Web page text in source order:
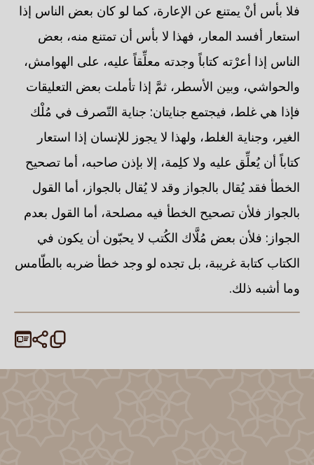
فلا بأس أنْ يمتنع عن الإعارة، كما لو كان بعض الناس إذا
استعار أفسد المعار، فهذا لا بأس أن تمتنع منه، بعض
الناس إذا أعرْته كتاباً وجدته معلِّقاً عليه، على الهوامش،
والحواشي، وبين الأسطر، ثمَّ إذا تأملت بعض التعليقات
فإذا هي غلط، فيجتمع جنايتان: جناية التّصرف في مُلْك
الغير، وجناية الغلط، ولهذا لا يجوز للإنسان إذا استعار
كتاباً أن يُعلِّق عليه ولا كلِمة، إلا بإذن صاحبه، أما تصحيح
الخطأ فقد يُقال بالجواز وقد لا يُقال بالجواز، أما القول
بالجواز فلأن تصحيح الخطأ فيه مصلحة، أما القول بعدم
الجواز: فلأن بعض مُلَّاك الكُتب لا يحبّون أن يكون في
الكتاب كتابة غريبة، بل تجده لو وجد خطأ ضربه بالطّامس
وما أشبه ذلك.